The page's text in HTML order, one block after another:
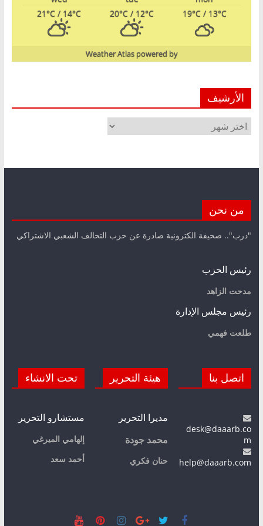
19°C/ 13°C
20°C / 12°C
21°C / 14°C
powered by
Weather Atlas
الأرشيف
الأرشيف
من نحن
"درب".. صحيفة الكترونية صادرة عن حزب التحالف الشعبي الاشتراكي
رئيس الحزب
مدحت الزاهد
رئيس مجلس الإدارة
طلعت فهمي
اتصل بنا
desk@daaarb.co
m
help@daaarb.com
هيئة التحرير
مديرا التحرير
محمد جودة
حنان فكري
تحت الانشاء
مستشارو التحرير
إلهامي الميرغي
أحمد سعد